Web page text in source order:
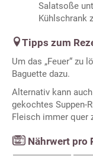
Salatsoße
Kühlschrank
Tipps zum
Um das „Feuer“ zu
Baguette dazu.
Alternativ kann
gekochtes Suppen-
Fleisch immer quer
Nährwert pro